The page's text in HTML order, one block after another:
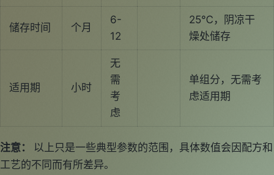
储存时间 个月
6-
12
25℃，阴凉干
燥处储存
适用期 小时
无
需
考
虑
单组分，无需考
虑适用期
注意：
以上只是一些典型参数的范围，具体数值会因配方和
工艺的不同而有所差异。